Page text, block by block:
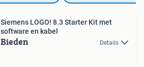
Siemens LOGO! 8.3 Starter Kit met
software en kabel
Bieden Details